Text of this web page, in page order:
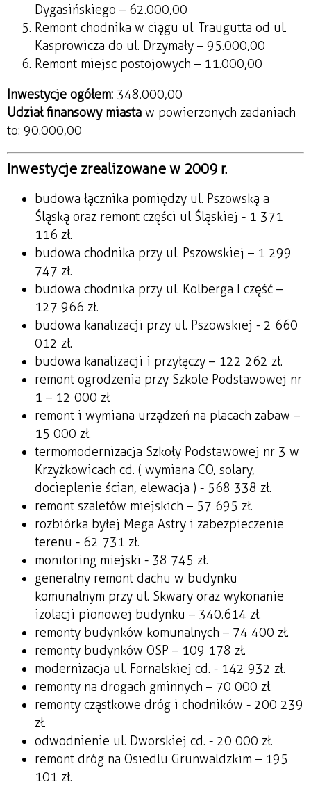
Dygasińskiego – 62.000,00
Remont chodnika w ciągu ul. Traugutta od ul.
Kasprowicza do ul. Drzymały – 95.000,00
Remont miejsc postojowych – 11.000,00
Inwestycje ogółem: 348.000,00
Udział finansowy miasta w powierzonych zadaniach
to: 90.000,00
Inwestycje zrealizowane w 2009 r.
budowa łącznika pomiędzy ul. Pszowską a
Śląską oraz remont części ul Śląskiej - 1 371
116 zł.
budowa chodnika przy ul. Pszowskiej – 1 299
747 zł.
budowa chodnika przy ul. Kolberga I część –
127 966 zł.
budowa kanalizacji przy ul. Pszowskiej - 2 660
012 zł.
budowa kanalizacji i przyłączy – 122 262 zł.
remont ogrodzenia przy Szkole Podstawowej nr
1 – 12 000 zł
remont i wymiana urządzeń na placach zabaw –
15 000 zł.
termomodernizacja Szkoły Podstawowej nr 3 w
Krzyżkowicach cd. ( wymiana CO, solary,
docieplenie ścian, elewacja ) - 568 338 zł.
remont szaletów miejskich – 57 695 zł.
rozbiórka byłej Mega Astry i zabezpieczenie
terenu - 62 731 zł.
monitoring miejski - 38 745 zł.
generalny remont dachu w budynku
komunalnym przy ul. Skwary oraz wykonanie
izolacji pionowej budynku – 340.614 zł.
remonty budynków komunalnych – 74 400 zł.
remonty budynków OSP – 109 178 zł.
modernizacja ul. Fornalskiej cd. - 142 932 zł.
remonty na drogach gminnych – 70 000 zł.
remonty cząstkowe dróg i chodników - 200 239
zł.
odwodnienie ul. Dworskiej cd. - 20 000 zł.
remont dróg na Osiedlu Grunwaldzkim – 195
101 zł.